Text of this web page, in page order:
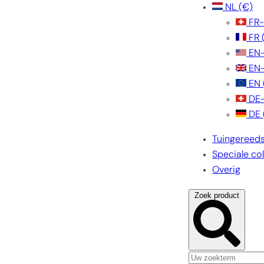
NL (€)
FR
EN
DE
Speciale
Overig
Zoek product